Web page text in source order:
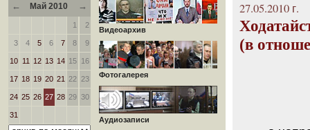
← Май 2010 →
1 2
3 4 5 6 7 8 9
10 11 12 13 14 15 16
17 18 19 20 21 22 23
24 25 26 27 28 29 30
31
Видеоархив
Фотогалерея
Аудиозаписи
27.05.2010 г.
(в